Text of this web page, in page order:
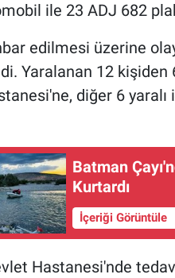
ile 23 ADJ 682
edilmesi üzerine
Yaralanan 12 kişiden
diğer 6
Batman
Kurtardı
İçeriği Görüntüle
Hastanesi'nde